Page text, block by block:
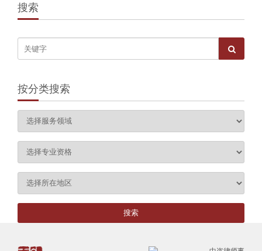
搜索
按分类搜索